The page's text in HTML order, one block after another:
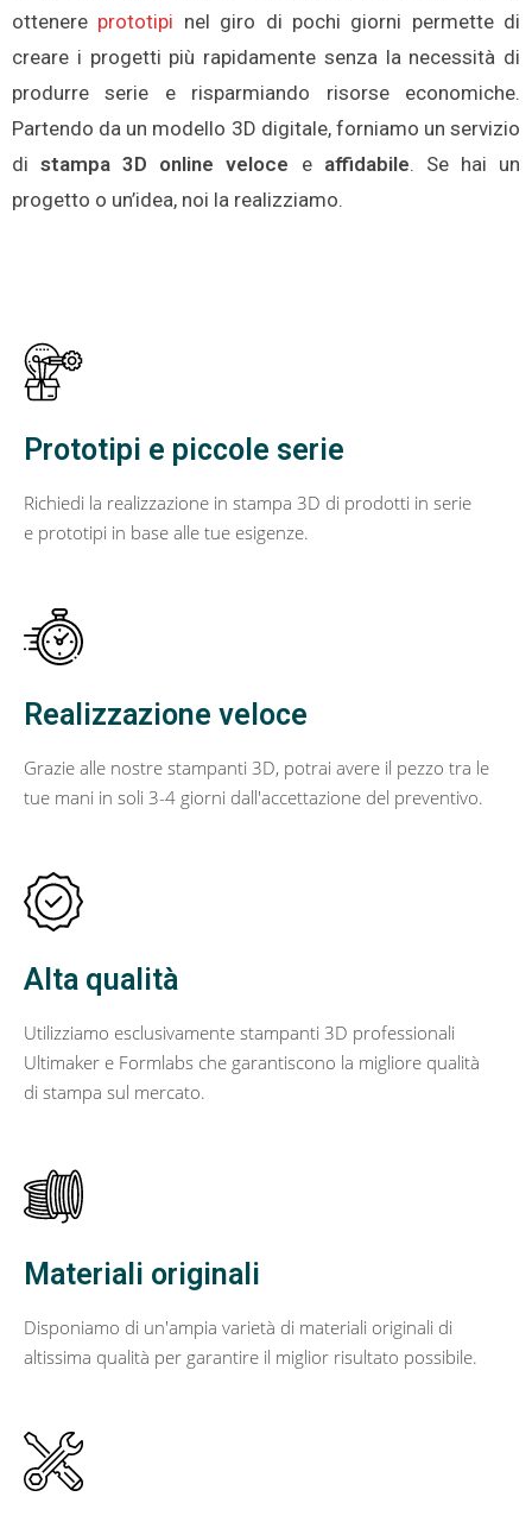
ottenere prototipi nel giro di pochi giorni permette di
creare i progetti più rapidamente senza la necessità di
produrre serie e risparmiando risorse economiche.
Partendo da un modello 3D digitale, forniamo un servizio
distampa 3D online veloce e affidabile. Se hai un
progetto o un’idea, noi la realizziamo.
Prototipi e piccole serie
Richiedi la realizzazione in stampa 3D di prodotti in serie
e prototipi in base alle tue esigenze.
Realizzazione veloce
Grazie alle nostre stampanti 3D, potrai avere il pezzo tra le
tue mani in soli 3-4 giorni dall'accettazione del preventivo.
Alta qualità
Utilizziamo esclusivamente stampanti 3D professionali
Ultimaker e Formlabs che garantiscono la migliore qualità
di stampa sul mercato.
Materiali originali
Disponiamo di un'ampia varietà di materiali originali di
altissima qualità per garantire il miglior risultato possibile.